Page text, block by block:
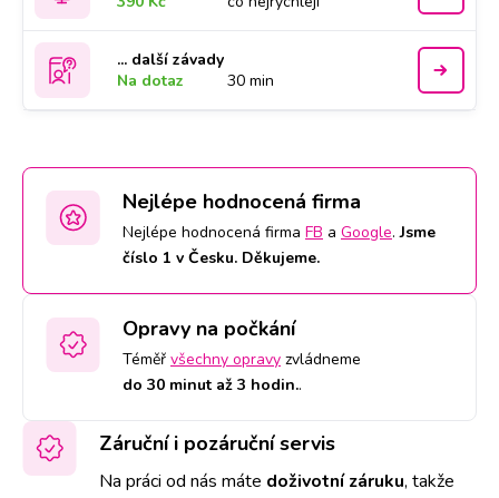
... další závady
Na dotaz
30 min
Nejlépe hodnocená firma
Nejlépe hodnocená firma FB a Google.Jsme
číslo 1 v Česku. Děkujeme.
Opravy na počkání
Téměř všechny opravy zvládneme
do 30 minut až 3 hodin..
Záruční i pozáruční servis
Na práci od nás máte doživotní záruku, takže